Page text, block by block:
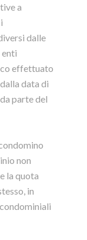
a
dalle
effettuato
data di
parte del
non
la quota
in